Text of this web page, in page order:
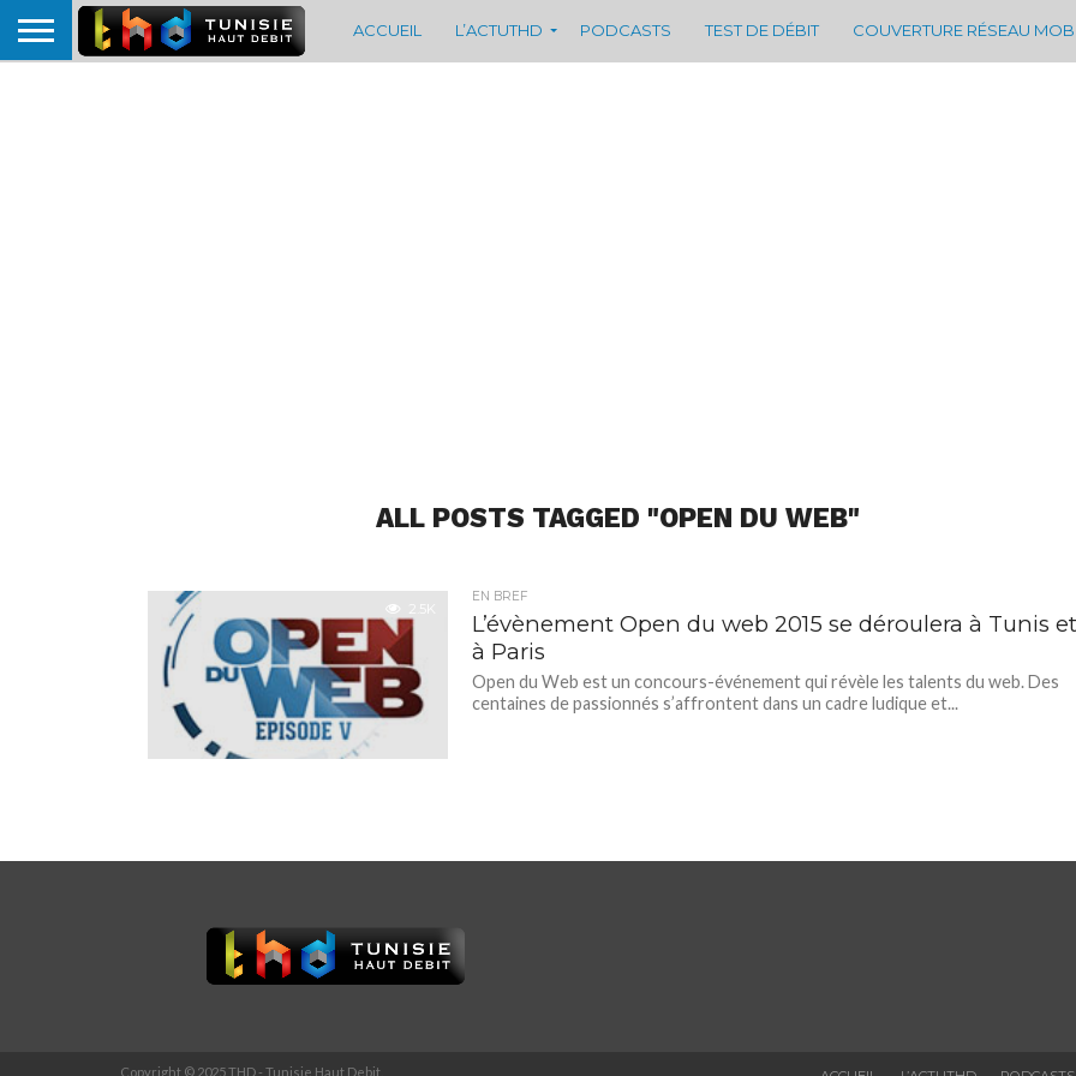
ACCUEIL L’ACTUTHD PODCASTS TEST DE DÉBIT COUVERTURE RÉSEAU
ALL POSTS TAGGED "OPEN DU WEB"
2.5K
EN BREF
L’évènement Open du web 2015 se déroulera à Tunis
à Paris
Open du Web est un concours-événement qui révèle les talents du web. Des
centaines de passionnés s’affrontent dans un cadre ludique et...
Copyright © 2025 THD - Tunisie Haut Debit.